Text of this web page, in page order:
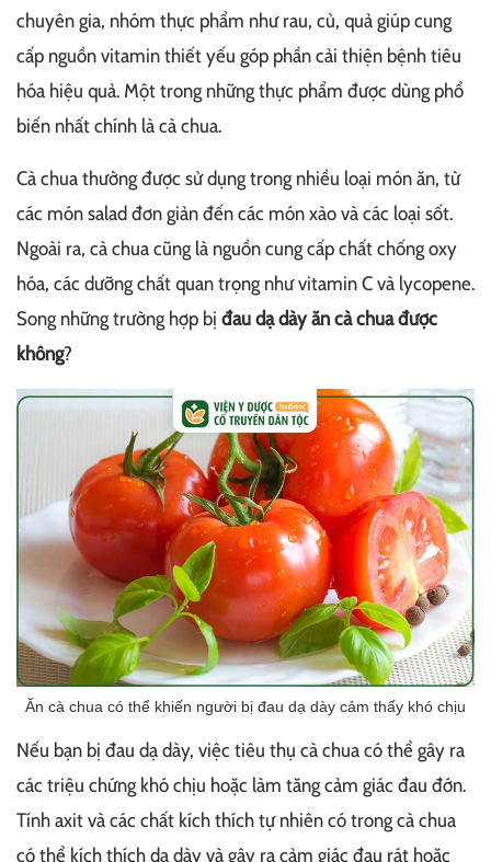
chuyên gia, nhóm thực phẩm như rau, củ, quả giúp cung
cấp nguồn vitamin thiết yếu góp phần cải thiện bệnh tiêu
hóa hiệu quả. Một trong những thực phẩm được dùng phổ
biến nhất chính là cà chua.
Cà chua thường được sử dụng trong nhiều loại món ăn, từ
các món salad đơn giản đến các món xào và các loại sốt.
Ngoài ra, cà chua cũng là nguồn cung cấp chất chống oxy
hóa, các dưỡng chất quan trọng như vitamin C và lycopene.
Song những trường hợp bị đau dạ dày ăn cà chua được
không?
Ăn cà chua có thể khiến người bị đau dạ dày cảm thấy khó chịu
Nếu bạn bị đau dạ dày, việc tiêu thụ cà chua có thể gây ra
các triệu chứng khó chịu hoặc làm tăng cảm giác đau đớn.
Tính axit và các chất kích thích tự nhiên có trong cà chua
có thể kích thích dạ dày và gây ra cảm giác đau rát hoặc